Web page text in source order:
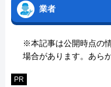
業者
※本記事は公開時点の
場合があります。あら
PR